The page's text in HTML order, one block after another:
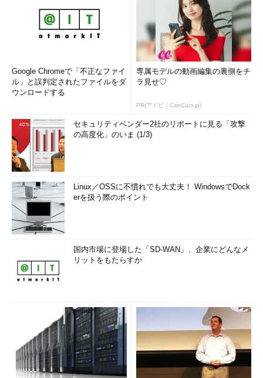
Google Chromeで「不正なファイ
ル」と誤判定されたファイルをダ
ウンロードする
専属モデルの動画編集の裏側をチ
ラ見せ♡
PR(アドビ｜CanCam.jp)
セキュリティベンダー2社のリポートに見る「攻撃
の高度化」のいま (1/3)
Linux／OSSに不慣れでも大丈夫！ WindowsでDock
erを扱う際のポイント
国内市場に登場した「SD-WAN」、企業にどんなメ
リットをもたらすか